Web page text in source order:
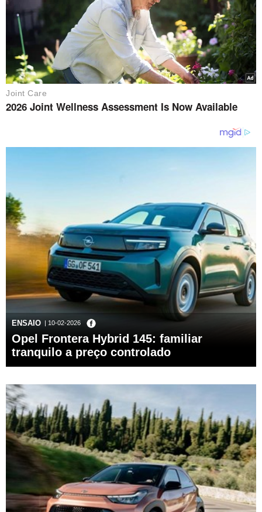
ENSAIO | 10-02-2026
Opel Frontera Hybrid 145: familiar
tranquilo a preço controlado